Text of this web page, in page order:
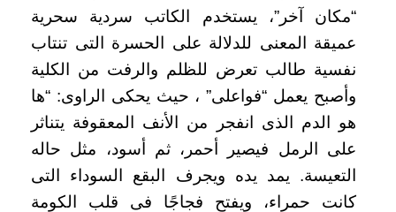
“مكان آخر”، يستخدم الكاتب سردية سحرية
عميقة المعنى للدلالة على الحسرة التى تنتاب
نفسية طالب تعرض للظلم والرفت من الكلية
وأصبح يعمل “فواعلى” ، حيث يحكى الراوى: “ها
هو الدم الذى انفجر من الأنف المعقوفة يتناثر
على الرمل فيصير أحمر، ثم أسود، مثل حاله
التعيسة. يمد يده ويجرف البقع السوداء التى
كانت حمراء، ويفتح فجاجًا فى قلب الكومة